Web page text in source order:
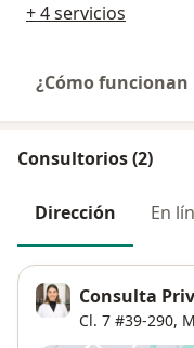
+ 4 servicios
¿Cómo funcionan
Consultorios (2)
Dirección En
Consulta
Cl. 7 #39-290,